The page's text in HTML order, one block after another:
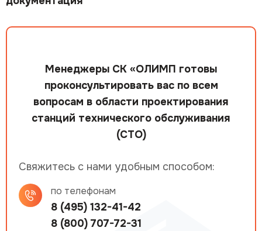
Менеджеры СК «ОЛИМП готовы
проконсультировать вас по всем
вопросам в области проектирования
станций технического обслуживания
(СТО)
Свяжитесь с нами удобным способом:
по телефонам
8 (495) 132-41-42
8 (800) 707-72-31